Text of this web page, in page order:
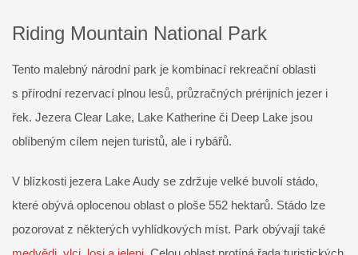
Riding Mountain National Park
Tento malebný národní park je kombinací rekreační oblasti
s přírodní rezervací plnou lesů, průzračných prérijních jezer i
řek. Jezera Clear Lake, Lake Katherine či Deep Lake jsou
oblíbeným cílem nejen turistů, ale i rybářů.
V blízkosti jezera Lake Audy se zdržuje velké buvolí stádo,
které obývá oplocenou oblast o ploše 552 hektarů. Stádo lze
pozorovat z některých vyhlídkových míst. Park obývají také